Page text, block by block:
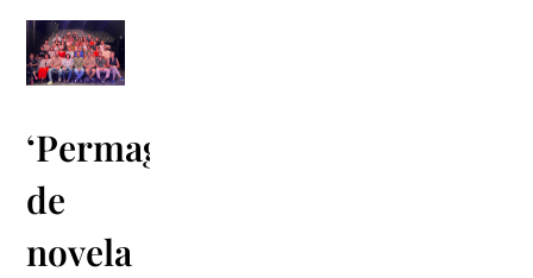
‘Permagel’,
de
novela